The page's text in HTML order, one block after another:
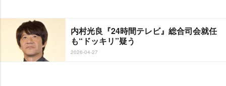
内村光良『24時間テレビ』総合司会就任
も“ドッキリ”疑う
2026-04-27